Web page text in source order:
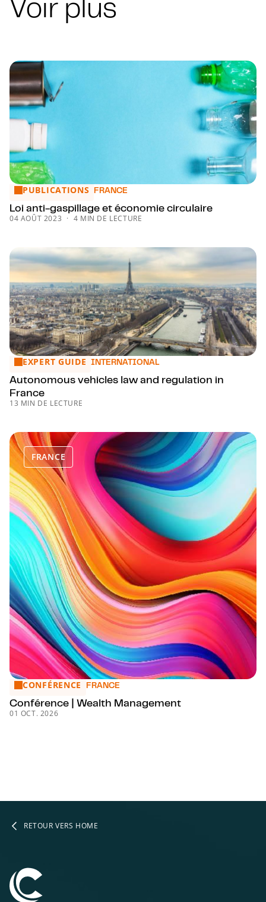
Loi anti-gaspillage et économie circulaire
PUBLICATIONS FRANCE
Loi anti-gaspillage et économie circulaire
04 AOÛT 2023 4 MIN DE LECTURE
Autonomous vehicles law and regulation in France
EXPERT GUIDE INTERNATIONAL
Autonomous vehicles law and regulation in
France
13 MIN DE LECTURE
FRANCE
Conférence | Wealth Management
CONFÉRENCE FRANCE
Conférence | Wealth Management
01 OCT. 2026
RETOUR VERS HOME